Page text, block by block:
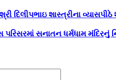
શ્રી દિલીપભાઇ શાસ્ત્રીના
પરિસરમાં સનાતન ધર્મધામ